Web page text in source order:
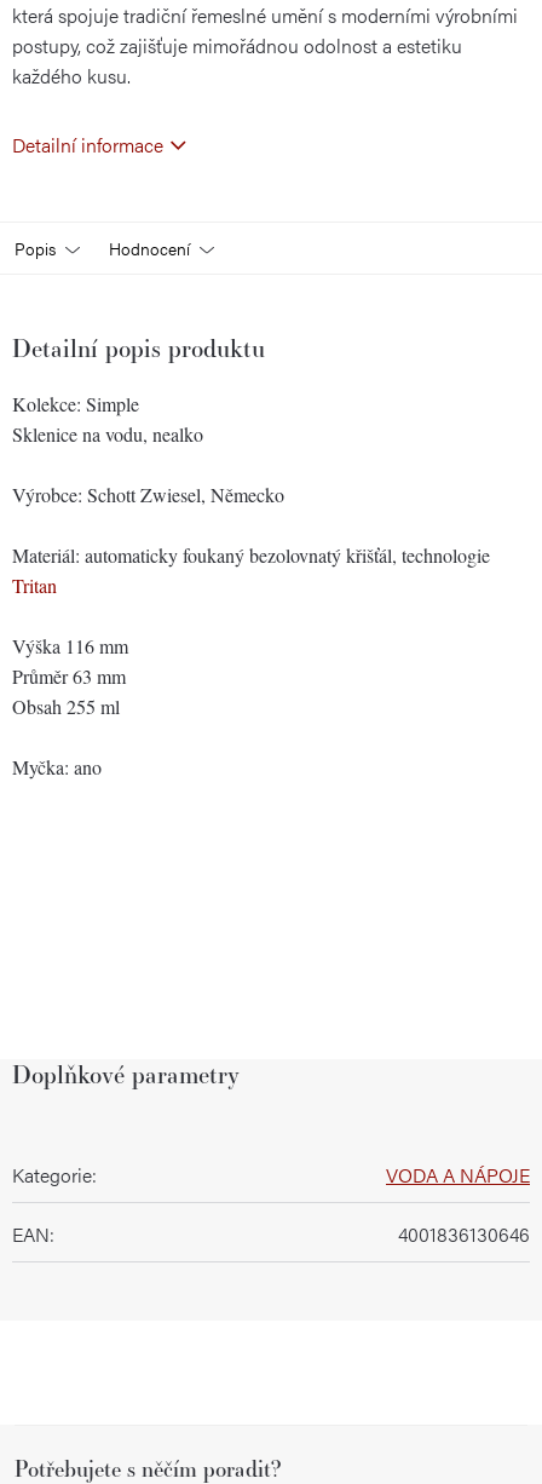
která spojuje tradiční řemeslné umění s moderními výrobními
postupy, což zajišťuje mimořádnou odolnost a estetiku
každého kusu.
Detailní informace
Popis Hodnocení
Detailní popis produktu
Kolekce: Simple
Sklenice na vodu, nealko
Výrobce: Schott Zwiesel, Německo
Materiál: automaticky foukaný bezolovnatý křišťál, technologie
Tritan
Výška 116 mm
Průměr 63 mm
Obsah 255 ml
Myčka: ano
Doplňkové parametry
Kategorie: VODA A NÁPOJE
EAN: 4001836130646
Potřebujete s něčím poradit?